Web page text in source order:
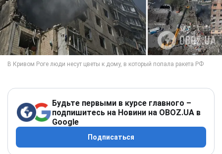
Будьте первыми в курсе главного –
подпишитесь на Новини на OBOZ.UA в
Google
Подписаться